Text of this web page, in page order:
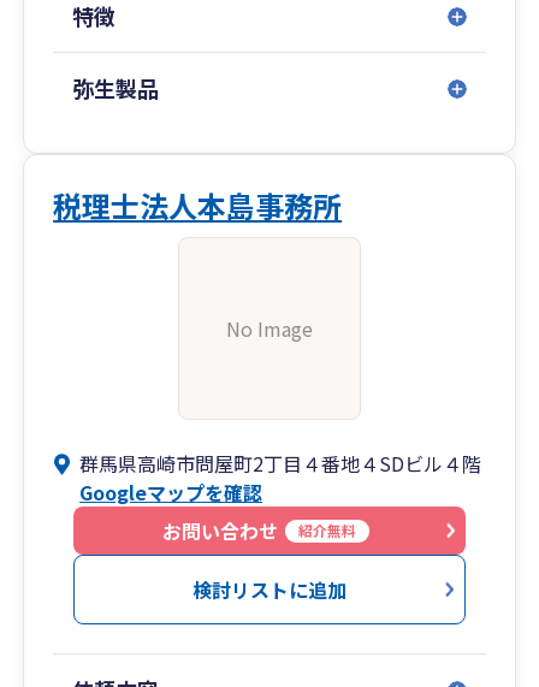
特徴
弥生製品
税理士法人本島事務所
No Image
群馬県高崎市問屋町2丁目４番地４SDビル４階
Googleマップを確認
お問い合わせ
紹介無料
検討リストに追加